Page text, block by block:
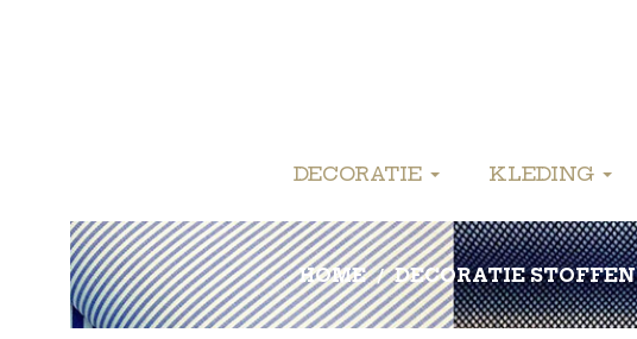
DECORATIE KLEDING
HOME DECORATIE STOFFEN